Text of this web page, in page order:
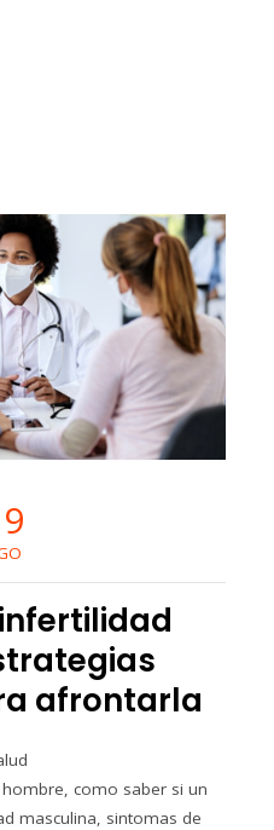
afrontarla
como saber si un
masculina sintomas de